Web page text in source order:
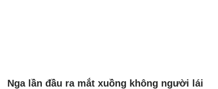
Nga lần đầu ra mắt xuồng không người lái